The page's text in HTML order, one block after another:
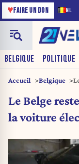
NL
♥FAIRE UN DON
BELGIQUE POLITIQUE
Accueil Belgique
Le Belge
la voiture